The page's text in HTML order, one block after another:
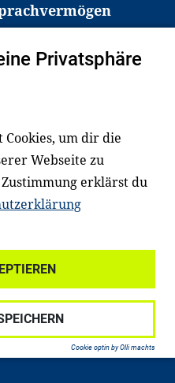
zu Bildung und
in Deutschland
dabei.
deshalb gezielt
arbeiten wir eng
Unternehmen
zusammen.
Privatsphäre
um dir die
Webseite zu
erklärst du
Cookie optin by Olli machts